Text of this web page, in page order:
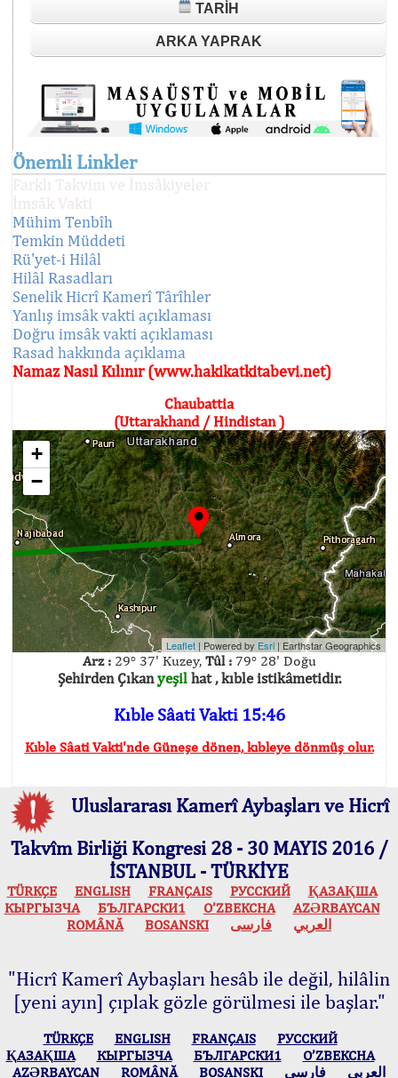
TARIH
ARKA YAPRAK
Önemli Linkler
Farklı Takvim ve İmsâkiyeler
İmsâk Vakti
Mühim Tenbîh
Temkin Müddeti
Rü'yet-i Hilâl
Hilâl Rasadları
Senelik Hicrî Kamerî Târîhler
Yanlış imsâk vakti açıklaması
Doğru imsâk vakti açıklaması
Rasad hakkında açıklama
Namaz Nasıl Kılınır (www.hakikatkitabevi.net)
Chaubattia
(Uttarakhand / Hindistan )
+
−
Leaflet | Powered by Esri| Earthstar Geographics
Arz :29° 37' Kuzey, Tûl :79° 28' Doğu
Şehirden Çıkanyeşilhat , kıble istikâmetidir.
Kıble Sâati Vakti 15:46
Kıble Sâati Vakti'nde Güneşe dönen, kıbleye dönmüş olur.
Uluslararası Kamerî Aybaşları ve Hicrî
Takvîm Birliği Kongresi 28 - 30 MAYIS 2016 /
İSTANBUL - TÜRKİYE
TÜRKÇE ENGLISH FRANÇAIS РУССКИЙ
ҚАЗАҚША
КЫPГЫЗЧA
БЪЛГАРСКИ1 O’ZBEKCHA
AZӘRBAYCAN
ROMÂNĂ
BOSANSKI العربي فارسی
"Hicrî Kamerî Aybaşları hesâb ile değil, hilâlin
[yeni ayın] çıplak gözle görülmesi ile başlar."
TÜRKÇE ENGLISH FRANÇAIS
РУССКИЙ
ҚАЗАҚША
КЫPГЫЗЧA БЪЛГАРСКИ1
O’ZBEKCHA
AZӘRBAYCAN
ROMÂNĂ BOSANSKI العربي فارسی